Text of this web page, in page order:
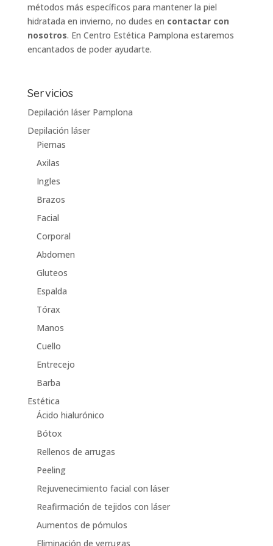
métodos más específicos para mantener la piel
hidratada en invierno, no dudes en contactar con
nosotros. En Centro Estética Pamplona estaremos
encantados de poder ayudarte.
Servicios
Depilación láser Pamplona
Depilación láser
Piernas
Axilas
Ingles
Brazos
Facial
Corporal
Abdomen
Gluteos
Espalda
Tórax
Manos
Cuello
Entrecejo
Barba
Estética
Ácido hialurónico
Bótox
Rellenos de arrugas
Peeling
Rejuvenecimiento facial con láser
Reafirmación de tejidos con láser
Aumentos de pómulos
Eliminación de verrugas